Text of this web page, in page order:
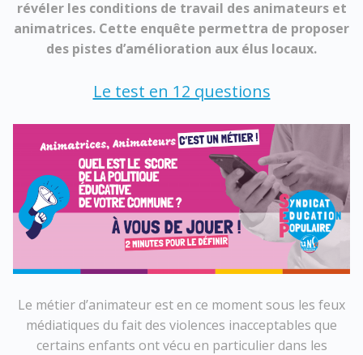
révéler les conditions de travail des animateurs et
animatrices. Cette enquête permettra de proposer
des pistes d’amélioration aux élus locaux.
Le test en 12 questions
Le métier d’animateur est en ce moment sous les feux
médiatiques du fait des violences inacceptables que
certains enfants ont vécu en particulier dans les